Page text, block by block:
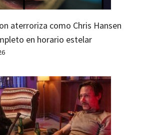
aterroriza como Chris Hansen
en horario estelar